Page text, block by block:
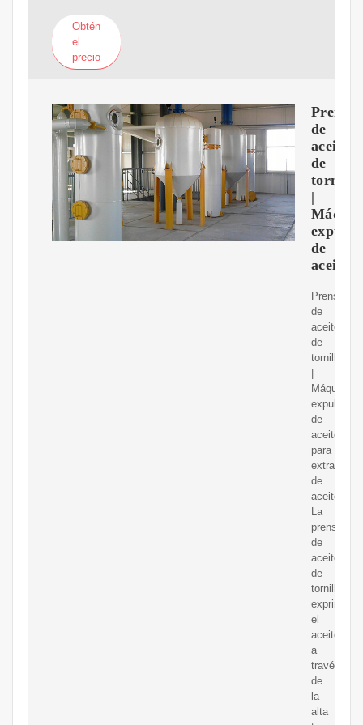
Obtén
el
precio
Prensa
de
aceite
de
tornillo
|
de
aceite
Prensa
de
aceite
de
tornillo
Máquina
expulsora
de
aceite
para
extracción
de
aceite.
La
prensa
de
aceite
de
tornillo
exprime
el
aceite
a
través
de
la
alta